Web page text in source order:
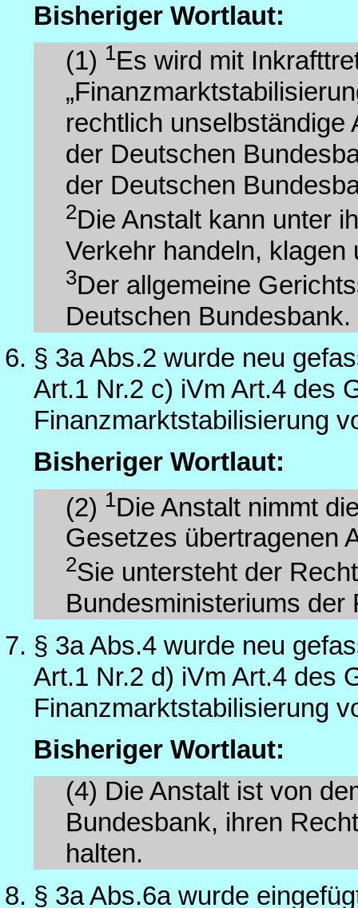
Bisheriger Wortlaut:
(1) 1Es wird mit
rechtlich unselbständige
der Deutschen
der Deutschen
2Die Anstalt kann unter
Verkehr handeln,
3Der allgemeine
Deutschen Bundesbank.
§ 3a Abs.2 wurde neu
Art.1 Nr.2 c) iVm Art.4 des
Finanzmarktstabilisierung
Bisheriger Wortlaut:
(2) 1Die Anstalt nimmt
Gesetzes übertragenen
2Sie untersteht der
Bundesministeriums der
§ 3a Abs.4 wurde neu
Art.1 Nr.2 d) iVm Art.4 des
Finanzmarktstabilisierung
Bisheriger Wortlaut:
(4) Die Anstalt ist von
Bundesbank, ihren
halten.
§ 3a Abs.6a wurde